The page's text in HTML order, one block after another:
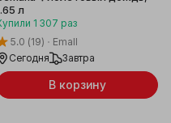
л
1 307 раз
5.0 (19)
Emall
Сегодня
Завтра
В корзину